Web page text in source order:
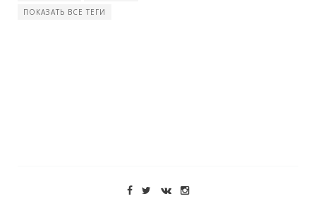
ПОКАЗАТЬ ВСЕ ТЕГИ